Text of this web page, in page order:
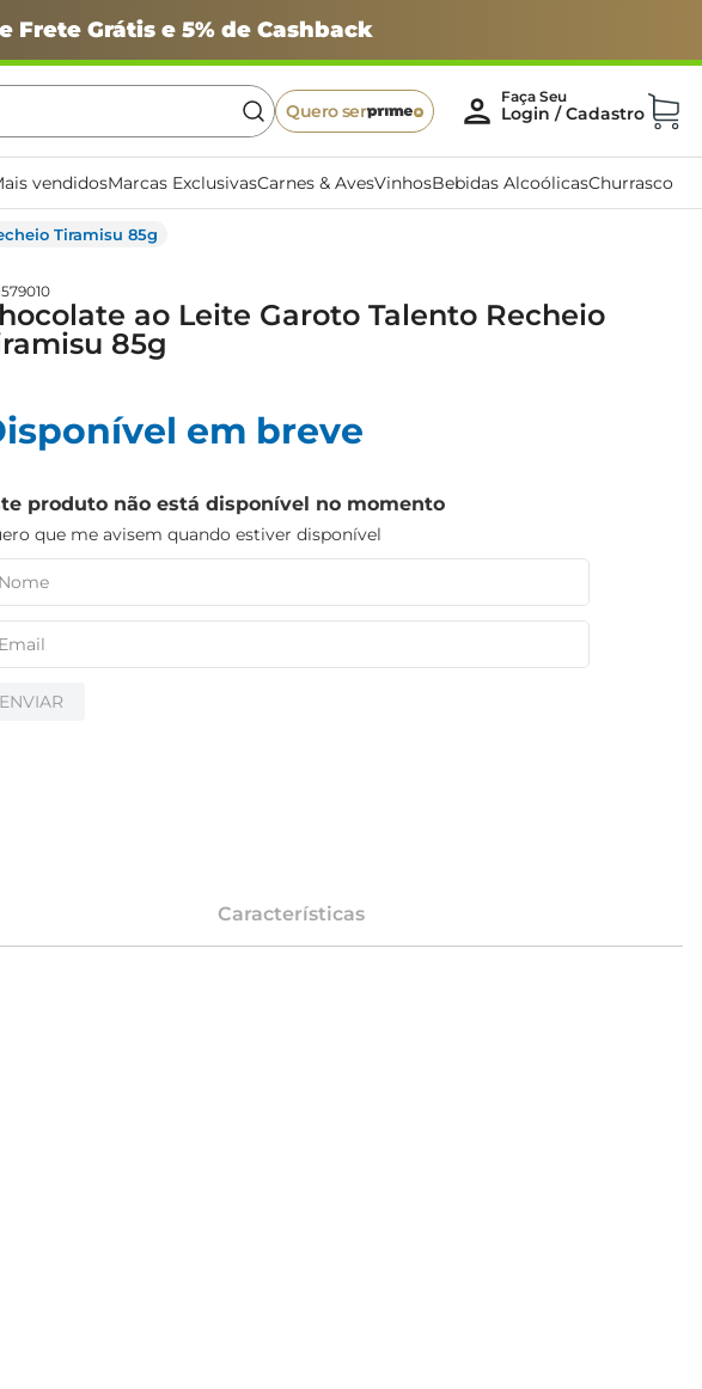
Frete Grátis e 5% de Cashback
Quero ser
vendidosMarcas ExclusivasCarnes & AvesVinhosBebidas AlcoólicasChurrasco
Tiramisu 85g
ao Leite Garoto Talento Recheio
85g
em breve
produto não está disponível no momento
que me avisem quando estiver disponível
ENVIAR
Características